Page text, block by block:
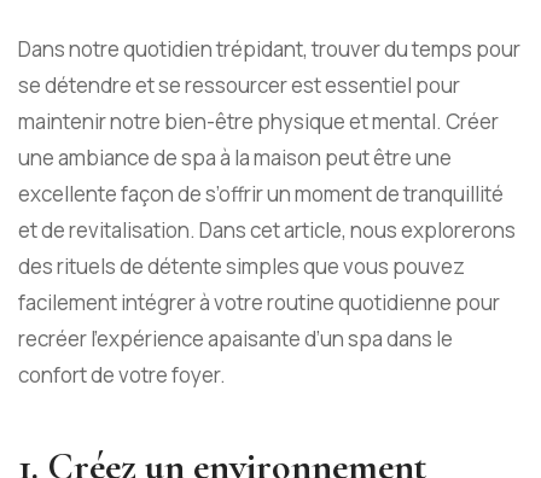
Dans notre quotidien trépidant, trouver du temps pour
se détendre et se ressourcer est essentiel pour
maintenir notre bien-être physique et mental. Créer
une ambiance de spa à la maison peut être une
excellente façon de s’offrir un moment de tranquillité
et de revitalisation. Dans cet article, nous explorerons
des rituels de détente simples que vous pouvez
facilement intégrer à votre routine quotidienne pour
recréer l’expérience apaisante d’un spa dans le
confort de votre foyer.
1. Créez un environnement